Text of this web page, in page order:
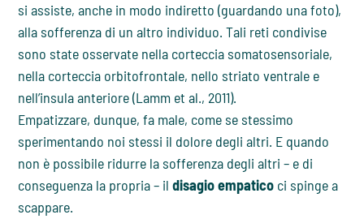
si assiste, anche in modo indiretto (guardando una foto),
alla sofferenza di un altro individuo. Tali reti condivise
sono state osservate nella corteccia somatosensoriale,
nella corteccia orbitofrontale, nello striato ventrale e
nell’insula anteriore (Lamm et al., 2011).
Empatizzare, dunque, fa male, come se stessimo
sperimentando noi stessi il dolore degli altri. E quando
non è possibile ridurre la sofferenza degli altri – e di
conseguenza la propria – ildisagio empatico ci spinge a
scappare.